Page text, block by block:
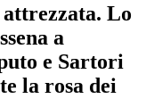
attrezzata. Lo
a
e Sartori
la rosa dei